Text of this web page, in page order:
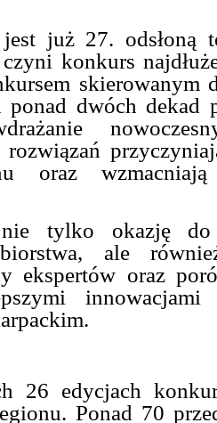
już 27. odsłoną
konkurs
skierowanym
ponad dwóch dekad
oraz
tylko okazję do
ale
ekspertów oraz
innowacjami
26 edycjach
Ponad 70